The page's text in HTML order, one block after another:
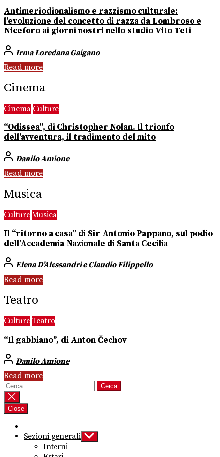
Antimeriodionalismo e razzismo culturale:
l’evoluzione del concetto di razza da Lombroso e
Niceforo ai giorni nostri nello studio Vito Teti
Irma Loredana Galgano
Read more
Cinema
Cinema Culture
“Odissea”, di Christopher Nolan. Il trionfo
dell’avventura, il tradimento del mito
Danilo Amione
Read more
Musica
Culture Musica
Il “ritorno a casa” di Sir Antonio Pappano, sul podio
dell’Accademia Nazionale di Santa Cecilia
Elena D’Alessandri e Claudio Filippello
Read more
Teatro
Culture Teatro
“Il gabbiano”, di Anton Čechov
Danilo Amione
Read more
Ricerca
per:
Close
Sezioni generali Show
sub
Interni